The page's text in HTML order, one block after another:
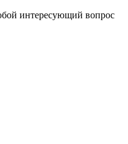
интересующий вопрос